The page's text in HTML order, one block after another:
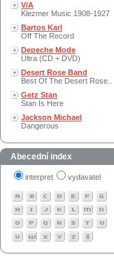
V/A
Klezmer Music 1908-1927
Bartos Karl
Off The Record
Depeche Mode
Ultra (CD + DVD)
Desert Rose Band
Best Of The Desert Rose..
Getz Stan
Stan Is Here
Jackson Michael
Dangerous
Abecední index
interpret vydavatel